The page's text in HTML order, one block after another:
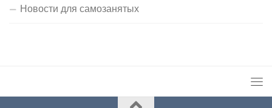
Новости для самозанятых